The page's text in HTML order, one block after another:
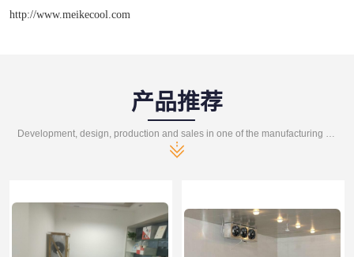
http://www.meikecool.com
产品推荐